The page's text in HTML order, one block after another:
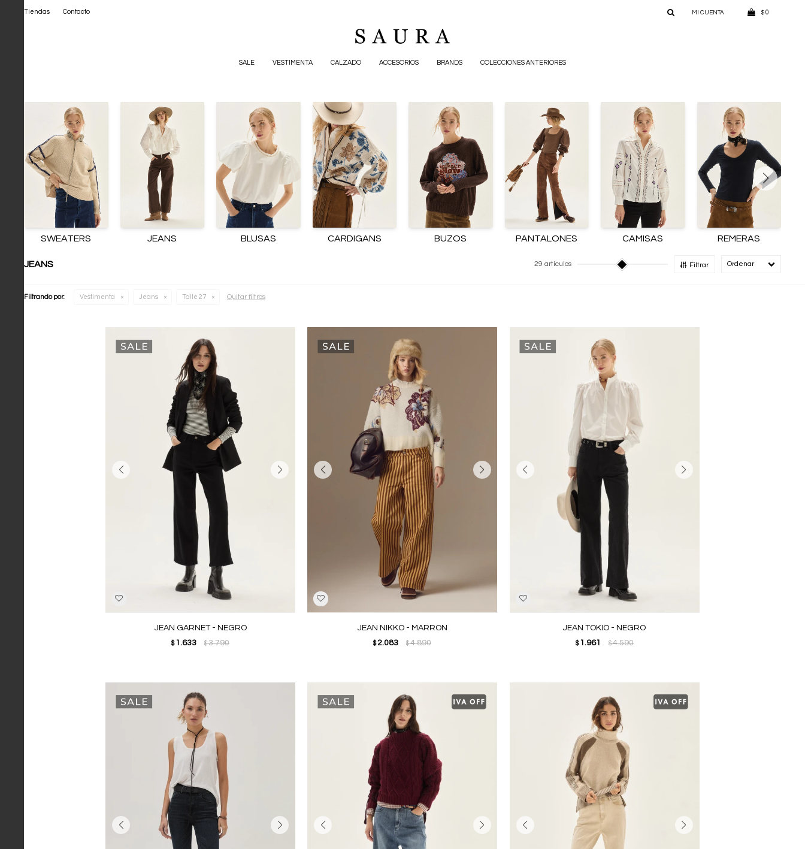
SALE VESTIMENTA CALZADO ACCESORIOS BRANDS COLECCIONES ANTERIORES
$ 0
Tiendas Contacto
SWEATERS JEANS BLUSAS CARDIGANS BUZOS PANTALONES CAMISAS REMERAS
JEANS 29 artículos Filtrar
Filtrando por: Vestimenta Jeans Talle 27 Quitar filtros
JEAN GARNET - NEGRO
$ 1.633 $3.790
JEAN NIKKO - MARRON
$2.083 $4.890
JEAN TOKIO - NEGRO
$ 1.961 $4.590